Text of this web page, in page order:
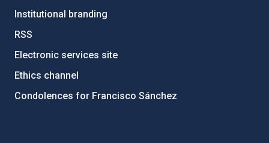
Institutional branding
RSS
Electronic services site
Ethics channel
Condolences for Francisco Sánchez